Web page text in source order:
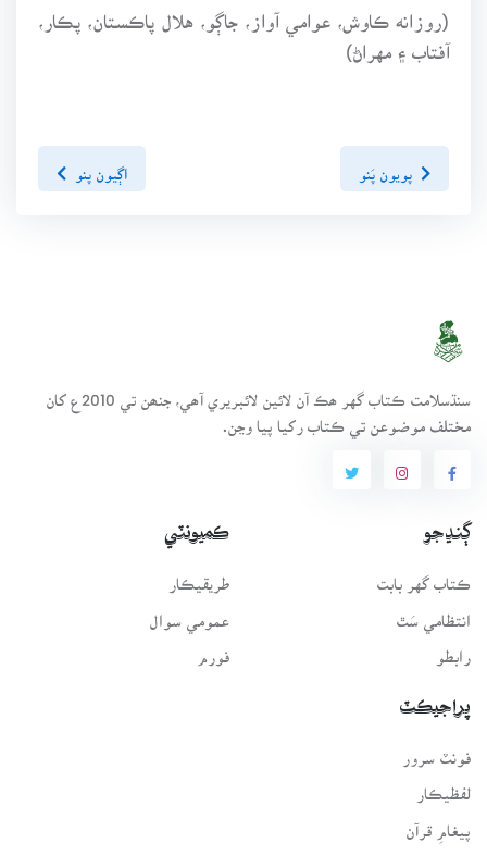
(روزانه ڪاوش، عوامي آواز، جاڳو، هلال پاڪستان، پڪار،
آفتاب ۽ مهراڻ)
پويون پَنو اڳيون پنو
سنڌسلامت ڪتاب گهر ھڪ آن لائين لائبريري آھي، جنھن تي 2010ع کان
مختلف موضوعن تي ڪتاب رکيا پيا وڃن.
ڳنڍجو
ڪتاب گهر بابت
انتظامي سَٿ
رابطو
ڪميونٽي
طريقيڪار
عمومي سوال
فورم
پراجيڪٽ
لفظيڪار
پيغامِ قرآن